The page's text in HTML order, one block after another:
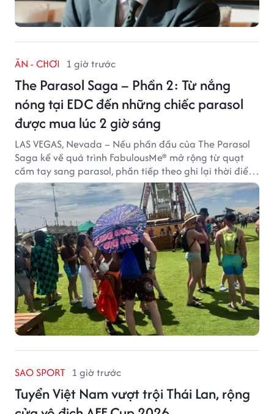
ĂN - CHƠI 1 giờ trước
The Parasol Saga – Phần 2: Từ nắng
nóng tại EDC đến những chiếc parasol
được mua lúc 2 giờ sáng
LAS VEGAS, Nevada – Nếu phần đầu của The Parasol
Saga kể về quá trình FabulousMe® mở rộng từ quạt
cầm tay sang parasol, phần tiếp theo ghi lại thời điểm
sản phẩm được thị trường đón nhận và dần vượt khỏi
công năng che nắng thông thường.
SAO SPORT 1 giờ trước
Tuyển Việt Nam vượt trội Thái Lan, rộng